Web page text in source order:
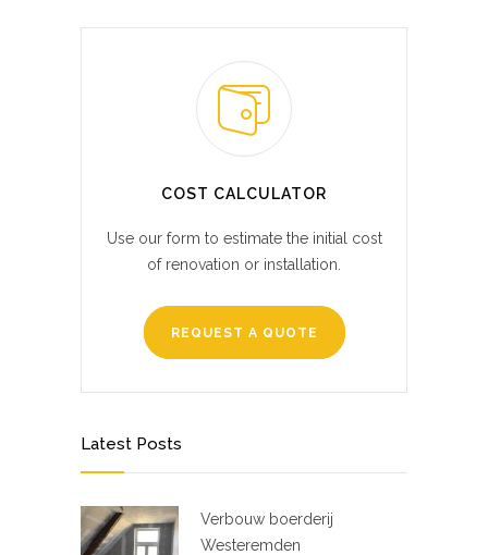
COST CALCULATOR
Use our form to estimate the initial cost
of renovation or installation.
REQUEST A QUOTE
Latest Posts
Verbouw boerderij
Westeremden